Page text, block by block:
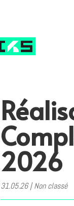
2026
31.05.26|Non classé